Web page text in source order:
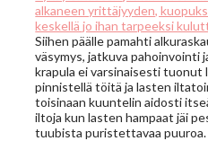
alkaneen yrittäjyyden,
keskellä jo ihan tarpeeksi
Siihen päälle pamahti
väsymys, jatkuva pahoinvointi
krapula ei varsinaisesti tuonut
pinnistellä töitä ja lasten
toisinaan kuuntelin aidosti
iltoja kun lasten hampaat jäi
tuubista puristettavaa puuroa.